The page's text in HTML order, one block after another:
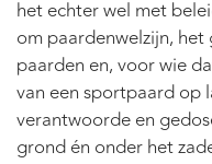
het echter wel met
om paardenwelzijn,
paarden en, voor wie
van een sportpaard op
verantwoorde en
grond én onder het